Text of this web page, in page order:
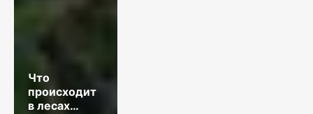
Что
происходит
в лесах